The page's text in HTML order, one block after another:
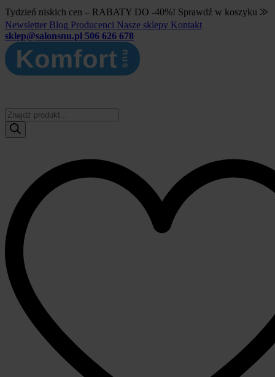
Tydzień niskich cen – RABATY DO -40%! Sprawdź w koszyku ⨠
Newsletter Blog Producenci Nasze sklepy Kontakt
sklep@salonsnu.pl 506 626 678
Wyszukiwarka
produktów